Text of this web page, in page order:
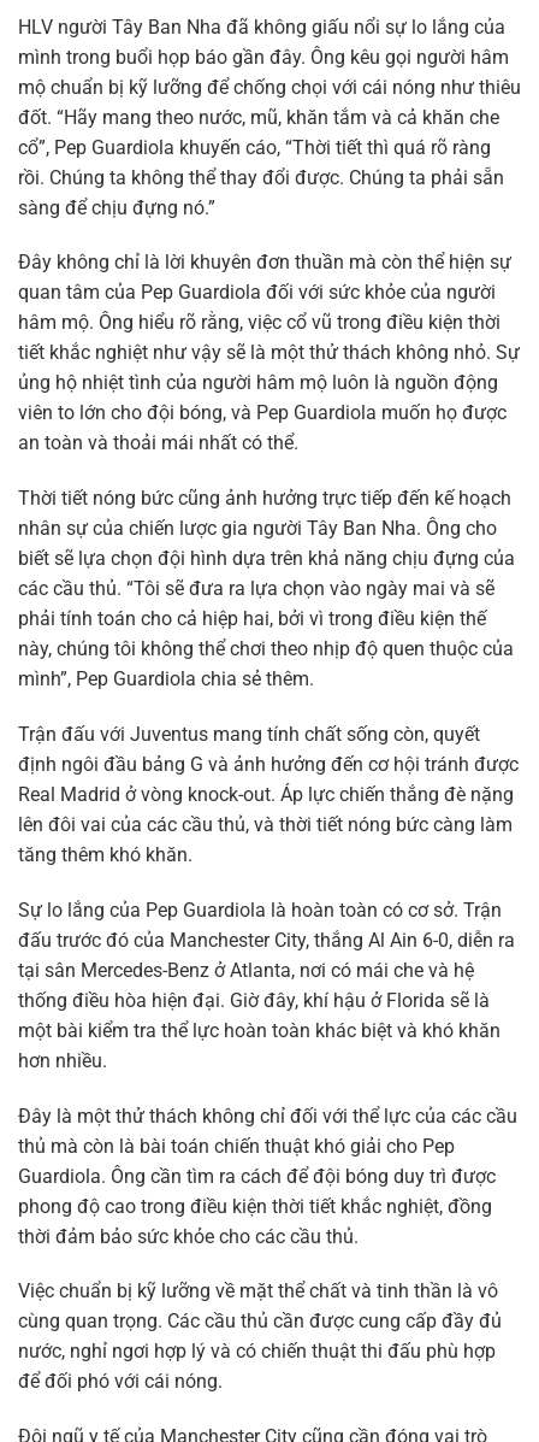
HLV người Tây Ban Nha đã không giấu nổi sự lo lắng của
mình trong buổi họp báo gần đây. Ông kêu gọi người hâm
mộ chuẩn bị kỹ lưỡng để chống chọi với cái nóng như thiêu
đốt. “Hãy mang theo nước, mũ, khăn tắm và cả khăn che
cổ”, Pep Guardiola khuyến cáo, “Thời tiết thì quá rõ ràng
rồi. Chúng ta không thể thay đổi được. Chúng ta phải sẵn
sàng để chịu đựng nó.”
Đây không chỉ là lời khuyên đơn thuần mà còn thể hiện sự
quan tâm của Pep Guardiola đối với sức khỏe của người
hâm mộ. Ông hiểu rõ rằng, việc cổ vũ trong điều kiện thời
tiết khắc nghiệt như vậy sẽ là một thử thách không nhỏ. Sự
ủng hộ nhiệt tình của người hâm mộ luôn là nguồn động
viên to lớn cho đội bóng, và Pep Guardiola muốn họ được
an toàn và thoải mái nhất có thể.
Thời tiết nóng bức cũng ảnh hưởng trực tiếp đến kế hoạch
nhân sự của chiến lược gia người Tây Ban Nha. Ông cho
biết sẽ lựa chọn đội hình dựa trên khả năng chịu đựng của
các cầu thủ. “Tôi sẽ đưa ra lựa chọn vào ngày mai và sẽ
phải tính toán cho cả hiệp hai, bởi vì trong điều kiện thế
này, chúng tôi không thể chơi theo nhịp độ quen thuộc của
mình”, Pep Guardiola chia sẻ thêm.
Trận đấu với Juventus mang tính chất sống còn, quyết
định ngôi đầu bảng G và ảnh hưởng đến cơ hội tránh được
Real Madrid ở vòng knock-out. Áp lực chiến thắng đè nặng
lên đôi vai của các cầu thủ, và thời tiết nóng bức càng làm
tăng thêm khó khăn.
Sự lo lắng của Pep Guardiola là hoàn toàn có cơ sở. Trận
đấu trước đó của Manchester City, thắng Al Ain 6-0, diễn ra
tại sân Mercedes-Benz ở Atlanta, nơi có mái che và hệ
thống điều hòa hiện đại. Giờ đây, khí hậu ở Florida sẽ là
một bài kiểm tra thể lực hoàn toàn khác biệt và khó khăn
hơn nhiều.
Đây là một thử thách không chỉ đối với thể lực của các cầu
thủ mà còn là bài toán chiến thuật khó giải cho Pep
Guardiola. Ông cần tìm ra cách để đội bóng duy trì được
phong độ cao trong điều kiện thời tiết khắc nghiệt, đồng
thời đảm bảo sức khỏe cho các cầu thủ.
Việc chuẩn bị kỹ lưỡng về mặt thể chất và tinh thần là vô
cùng quan trọng. Các cầu thủ cần được cung cấp đầy đủ
nước, nghỉ ngơi hợp lý và có chiến thuật thi đấu phù hợp
để đối phó với cái nóng.
Đội ngũ y tế của Manchester City cũng cần đóng vai trò